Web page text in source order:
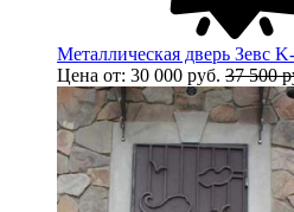
Металлическая дверь Зевс
Цена от: 30 000 руб. 37 500